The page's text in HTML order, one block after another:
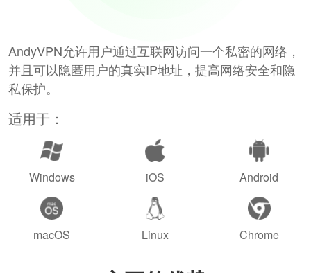
AndyVPN允许用户通过互联网访问一个私密的网络，
并且可以隐匿用户的真实IP地址，提高网络安全和隐
私保护。
适用于：
Windows iOS Android
macOS Linux Chrome